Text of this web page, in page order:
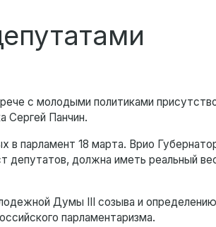
с молодыми политиками
Сергей Панчин.
в парламент 18 марта. Врио
депутатов, должна иметь реальный
Думы III созыва и определению
парламентаризма.